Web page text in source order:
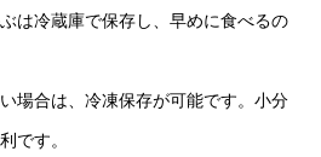
は冷蔵庫で保存し、早めに食べるの
場合は、冷凍保存が可能です。小分
です。